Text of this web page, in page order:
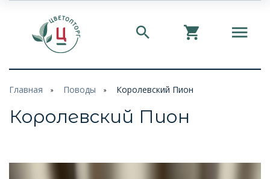
Главная Поводы Королевский Пион
Королевский Пион